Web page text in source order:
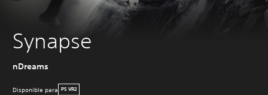
Synapse
nDreams
Disponible para PS VR2